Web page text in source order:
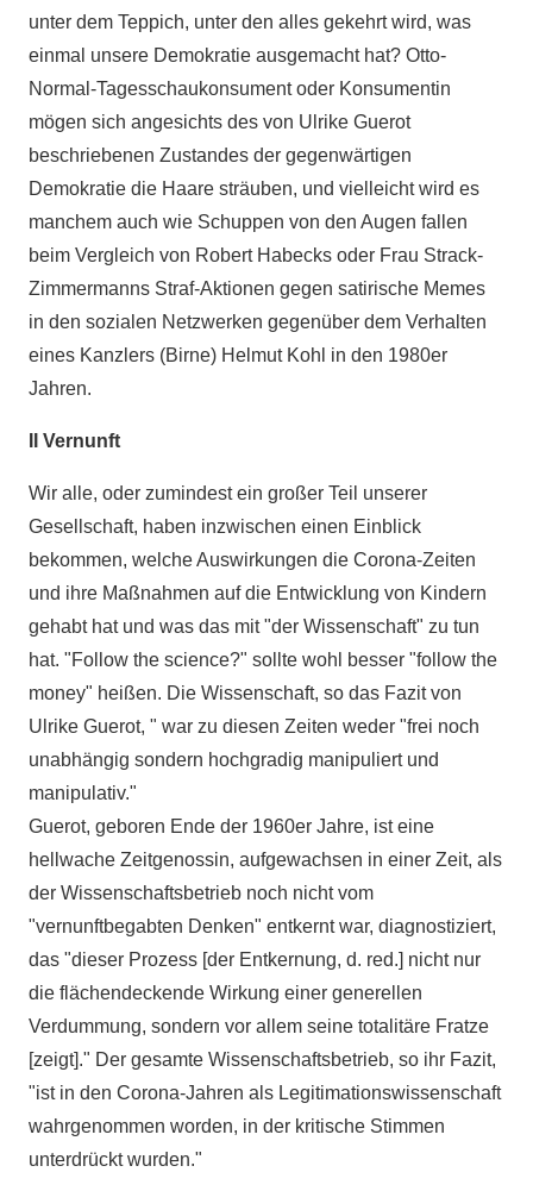
unter dem Teppich, unter den alles gekehrt wird, was
einmal unsere Demokratie ausgemacht hat? Otto-
Normal-Tagesschaukonsument oder Konsumentin
mögen sich angesichts des von Ulrike Guerot
beschriebenen Zustandes der gegenwärtigen
Demokratie die Haare sträuben, und vielleicht wird es
manchem auch wie Schuppen von den Augen fallen
beim Vergleich von Robert Habecks oder Frau Strack-
Zimmermanns Straf-Aktionen gegen satirische Memes
in den sozialen Netzwerken gegenüber dem Verhalten
eines Kanzlers (Birne) Helmut Kohl in den 1980er
Jahren.
II Vernunft
Wir alle, oder zumindest ein großer Teil unserer
Gesellschaft, haben inzwischen einen Einblick
bekommen, welche Auswirkungen die Corona-Zeiten
und ihre Maßnahmen auf die Entwicklung von Kindern
gehabt hat und was das mit "der Wissenschaft" zu tun
hat. "Follow the science?" sollte wohl besser "follow the
money" heißen. Die Wissenschaft, so das Fazit von
Ulrike Guerot, " war zu diesen Zeiten weder "frei noch
unabhängig sondern hochgradig manipuliert und
manipulativ."
Guerot, geboren Ende der 1960er Jahre, ist eine
hellwache Zeitgenossin, aufgewachsen in einer Zeit, als
der Wissenschaftsbetrieb noch nicht vom
"vernunftbegabten Denken" entkernt war, diagnostiziert,
das "dieser Prozess [der Entkernung, d. red.] nicht nur
die flächendeckende Wirkung einer generellen
Verdummung, sondern vor allem seine totalitäre Fratze
[zeigt]." Der gesamte Wissenschaftsbetrieb, so ihr Fazit,
"ist in den Corona-Jahren als Legitimationswissenschaft
wahrgenommen worden, in der kritische Stimmen
unterdrückt wurden."